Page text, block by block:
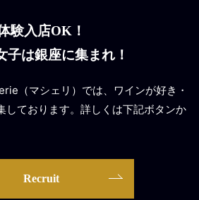
験入店OK！
子は銀座に集まれ！
（マシェリ）では、ワインが好き・
しております。詳しくは下記ボタンか
Recruit